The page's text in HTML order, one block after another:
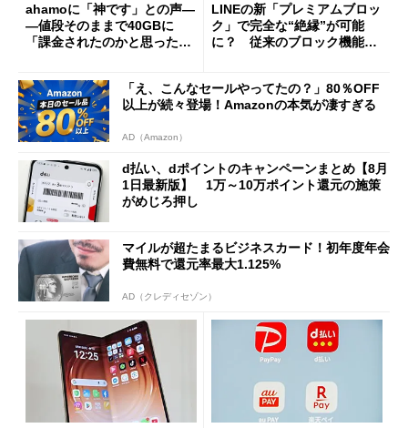
ahamoに「神です」との声―
―値段そのままで40GBに
「課金されたのかと思った」
LINEの新「プレミアムブロッ
ク」で完全な“絶縁”が可能
に？ 従来のブロック機能と
「え、こんなセールやってたの？」80％OFF
以上が続々登場！Amazonの本気が凄すぎる
AD（Amazon）
d払い、dポイントのキャンペーンまとめ【8月
1日最新版】 1万～10万ポイント還元の施策
がめじろ押し
マイルが超たまるビジネスカード！初年度年会
費無料で還元率最大1.125%
AD（クレディセゾン）